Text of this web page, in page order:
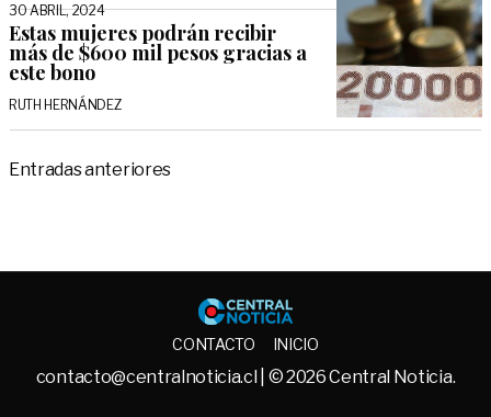
30 ABRIL, 2024
Estas mujeres podrán recibir
más de $600 mil pesos gracias a
este bono
RUTH HERNÁNDEZ
Navegación
Entradas anteriores
Central
CONTACTO INICIO
contacto@centralnoticia.cl | © 2026 Central Noticia.